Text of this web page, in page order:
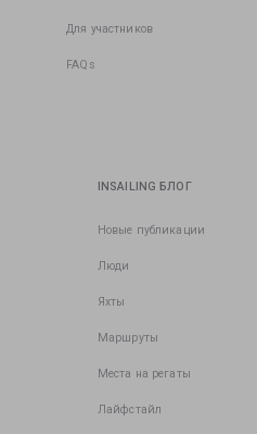
Для участников
FAQs
INSAILING БЛОГ
Новые публикации
Люди
Яхты
Маршруты
Места на регаты
Лайфстайл